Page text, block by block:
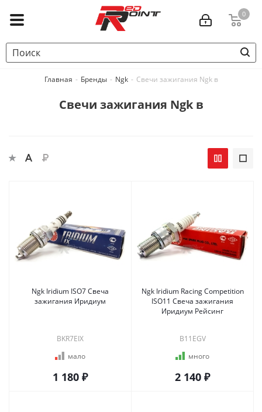
0
Главная - Бренды - Ngk - Свечи зажигания Ngk в
Свечи зажигания Ngk в
Ngk Iridium ISO7 Свеча
зажигания Иридиум
BKR7EIX
мало
1 180 ₽
Ngk Iridium Racing Competition
ISO11 Свеча зажигания
Иридиум Рейсинг
B11EGV
много
2 140 ₽